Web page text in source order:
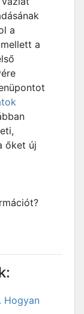
a
a
őket új
Hogyan